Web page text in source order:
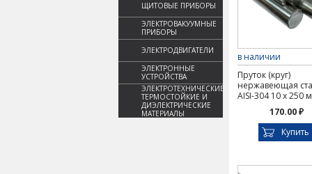
ЩИТОВЫЕ ПРИБОРЫ
ЭЛЕКТРОВАКУУМНЫЕ
ПРИБОРЫ
ЭЛЕКТРОДВИГАТЕЛИ
ЭЛЕКТРОННЫЕ
УСТРОЙСТВА
ЭЛЕКТРОТЕХНИЧЕСКИЕ,
ТЕРМОСТОЙКИЕ И
ДИЭЛЕКТРИЧЕСКИЕ
МАТЕРИАЛЫ
в наличии
Пруток (круг)
нержавеющая
AISI-304 10 х 250
170.00 ₽
Купить